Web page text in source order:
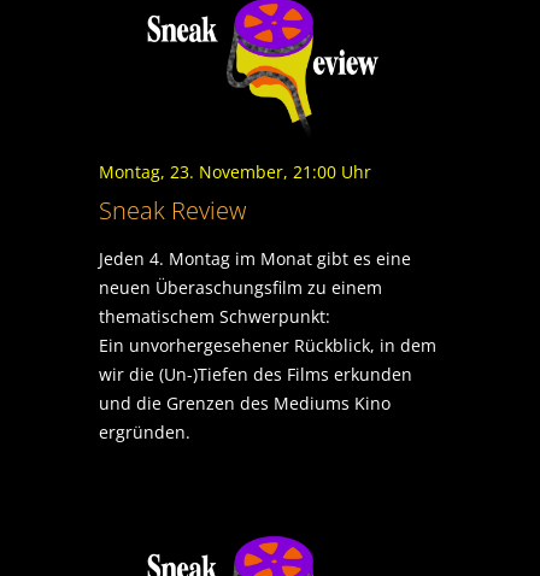
Montag, 23. November, 21:00 Uhr
Sneak Review
Jeden 4. Montag im Monat gibt es eine
neuen Überaschungsfilm zu einem
thematischem Schwerpunkt:
Ein unvorhergesehener Rückblick, in dem
wir die (Un-)Tiefen des Films erkunden
und die Grenzen des Mediums Kino
ergründen.